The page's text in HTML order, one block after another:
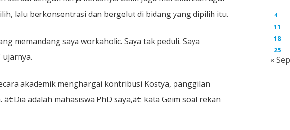
lalu berkonsentrasi dan bergelut di bidang yang dipilih itu.
memandang saya workaholic. Saya tak peduli. Saya
ujarnya.
akademik menghargai kontribusi Kostya, panggilan
adalah mahasiswa PhD saya,â€ kata Geim soal rekan
4
11
18
25
« Sep